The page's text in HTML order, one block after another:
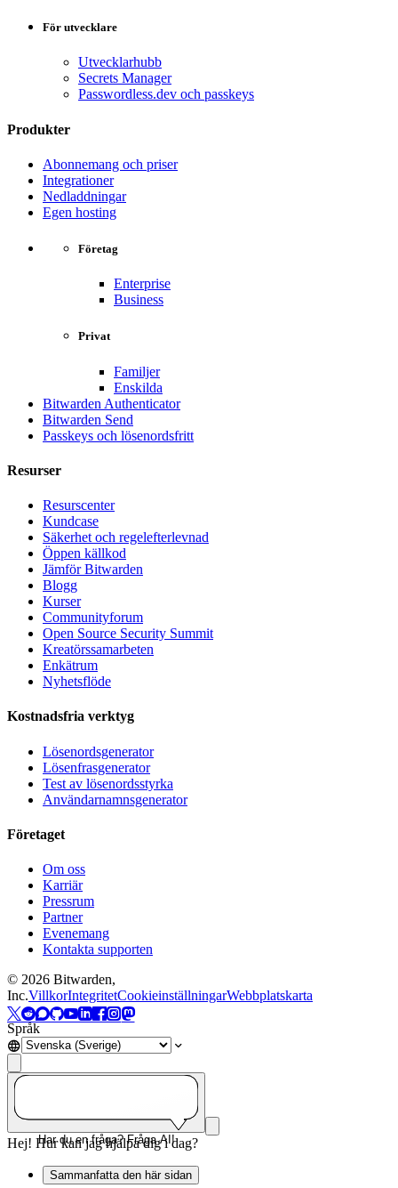
För utvecklare
Utvecklarhubb
Secrets Manager
Passwordless.dev och passkeys
Produkter
Abonnemang och priser
Integrationer
Nedladdningar
Egen hosting
Företag
Enterprise
Business
Privat
Familjer
Enskilda
Bitwarden Authenticator
Bitwarden Send
Passkeys och lösenordsfritt
Resurser
Resurscenter
Kundcase
Säkerhet och regelefterlevnad
Öppen källkod
Jämför Bitwarden
Blogg
Kurser
Communityforum
Open Source Security Summit
Kreatörssamarbeten
Enkätrum
Nyhetsflöde
Kostnadsfria verktyg
Lösenordsgenerator
Lösenfrasgenerator
Test av lösenordsstyrka
Användarnamnsgenerator
Företaget
Om oss
Karriär
Pressrum
Partner
Evenemang
Kontakta supporten
© 2026 Bitwarden,
Inc.VillkorIntegritetCookieinställningarWebbplatskarta
Språk
Har du en fråga? Fråga AI!
Hej! Hur kan jag hjälpa dig i dag?
Sammanfatta den här sidan